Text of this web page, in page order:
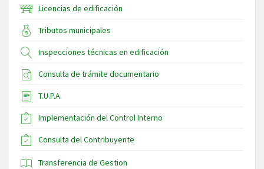
Licencias de edificación
Tributos municipales
Inspecciones técnicas en edificación
Consulta de trámite documentario
T.U.P.A.
Implementación del Control Interno
Consulta del Contribuyente
Transferencia de Gestion